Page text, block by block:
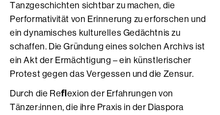
Tanzgeschichten sichtbar zu machen, die
Performativität von Erinnerung zu erforschen und
ein dynamisches kulturelles Gedächtnis zu
schaffen. Die Gründung eines solchen Archivs ist
ein Akt der Ermächtigung – ein künstlerischer
Protest gegen das Vergessen und die Zensur.
Durch die Reﬂexion der Erfahrungen von
Tänzer:innen, die ihre Praxis in der Diaspora